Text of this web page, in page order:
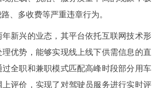
、多收费等严重违章行为。
兴的业态，其平台依托互联网技术形
理优势，能够实现线上线下供需信息的直
全职和兼职模式匹配高峰时段部分用车
评价，实现了对驾驶员服务进行实时评